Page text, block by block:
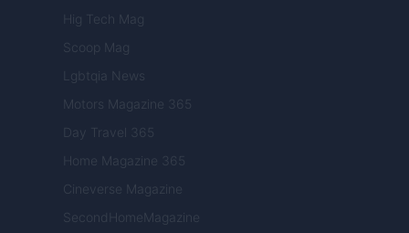
Hig Tech Mag
Scoop Mag
Lgbtqia News
Motors Magazine 365
Day Travel 365
Home Magazine 365
Cineverse Magazine
SecondHomeMagazine